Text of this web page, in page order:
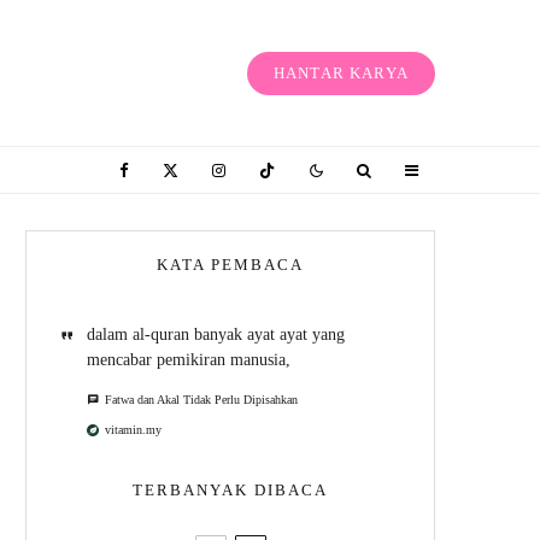
HANTAR KARYA
KATA PEMBACA
dalam al-quran banyak ayat ayat yang
mencabar pemikiran manusia,
Fatwa dan Akal Tidak Perlu Dipisahkan
vitamin.my
TERBANYAK DIBACA